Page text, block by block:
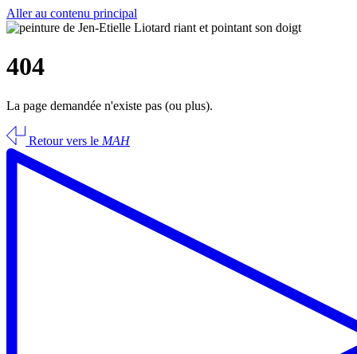
Aller au contenu principal
404
La page demandée n'existe pas (ou plus).
Retour vers le MAH